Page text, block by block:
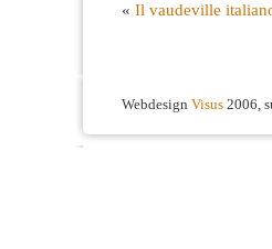
« Il vaudeville
Webdesign Visus 2006,